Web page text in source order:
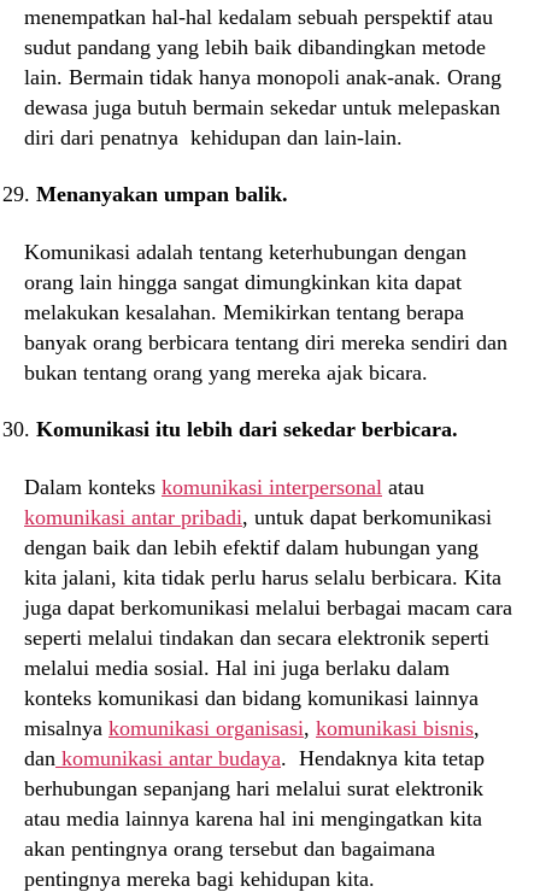
menempatkan hal-hal kedalam sebuah perspektif atau
sudut pandang yang lebih baik dibandingkan metode
lain. Bermain tidak hanya monopoli anak-anak. Orang
dewasa juga butuh bermain sekedar untuk melepaskan
diri dari penatnya kehidupan dan lain-lain.
Menanyakan umpan balik.
Komunikasi adalah tentang keterhubungan dengan
orang lain hingga sangat dimungkinkan kita dapat
melakukan kesalahan. Memikirkan tentang berapa
banyak orang berbicara tentang diri mereka sendiri dan
bukan tentang orang yang mereka ajak bicara.
Komunikasi itu lebih dari sekedar berbicara.
Dalam konteks komunikasi interpersonal atau
komunikasi antar pribadi, untuk dapat berkomunikasi
dengan baik dan lebih efektif dalam hubungan yang
kita jalani, kita tidak perlu harus selalu berbicara. Kita
juga dapat berkomunikasi melalui berbagai macam cara
seperti melalui tindakan dan secara elektronik seperti
melalui media sosial. Hal ini juga berlaku dalam
konteks komunikasi dan bidang komunikasi lainnya
misalnya komunikasi organisasi, komunikasi bisnis,
dan komunikasi antar budaya. Hendaknya kita tetap
berhubungan sepanjang hari melalui surat elektronik
atau media lainnya karena hal ini mengingatkan kita
akan pentingnya orang tersebut dan bagaimana
pentingnya mereka bagi kehidupan kita.